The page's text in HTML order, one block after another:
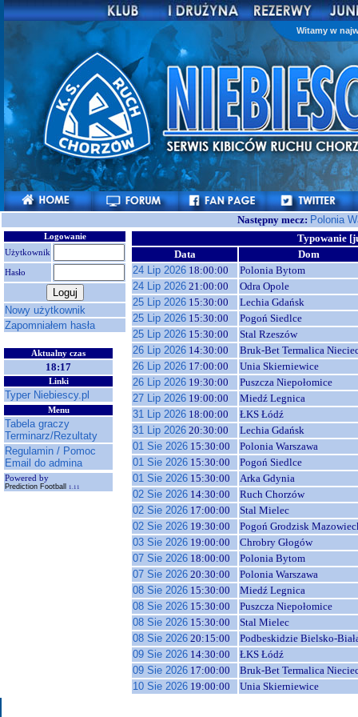
Witamy w
Następny mecz: Polonia
Logowanie
Użytkownik
Hasło
Nowy użytkownik
Zapomniałem hasła
Aktualny czas
18:17
Linki
Typer Niebiescy.pl
Menu
Tabela graczy
Terminarz/Rezultaty
Regulamin / Pomoc
Email do admina
Powered by
Prediction Football 1.11
Typowanie
Data
Dom
24 Lip 2026 18:00:00
Polonia Bytom
24 Lip 2026 21:00:00
Odra Opole
25 Lip 2026 15:30:00
Lechia Gdańsk
25 Lip 2026 15:30:00
Pogoń Siedlce
25 Lip 2026 15:30:00
Stal Rzeszów
26 Lip 2026 14:30:00
Bruk-Bet Termalica
26 Lip 2026 17:00:00
Unia Skierniewice
26 Lip 2026 19:30:00
Puszcza Niepołomice
27 Lip 2026 19:00:00
Miedź Legnica
31 Lip 2026 18:00:00
ŁKS Łódź
31 Lip 2026 20:30:00
Lechia Gdańsk
01 Sie 2026 15:30:00
Polonia Warszawa
01 Sie 2026 15:30:00
Pogoń Siedlce
01 Sie 2026 15:30:00
Arka Gdynia
02 Sie 2026 14:30:00
Ruch Chorzów
02 Sie 2026 17:00:00
Stal Mielec
02 Sie 2026 19:30:00
Pogoń Grodzisk
03 Sie 2026 19:00:00
Chrobry Głogów
07 Sie 2026 18:00:00
Polonia Bytom
07 Sie 2026 20:30:00
Polonia Warszawa
08 Sie 2026 15:30:00
Miedź Legnica
08 Sie 2026 15:30:00
Puszcza Niepołomice
08 Sie 2026 15:30:00
Stal Mielec
08 Sie 2026 20:15:00
Podbeskidzie Bielsko-
09 Sie 2026 14:30:00
ŁKS Łódź
09 Sie 2026 17:00:00
Bruk-Bet Termalica
10 Sie 2026 19:00:00 Unia Skierniewice